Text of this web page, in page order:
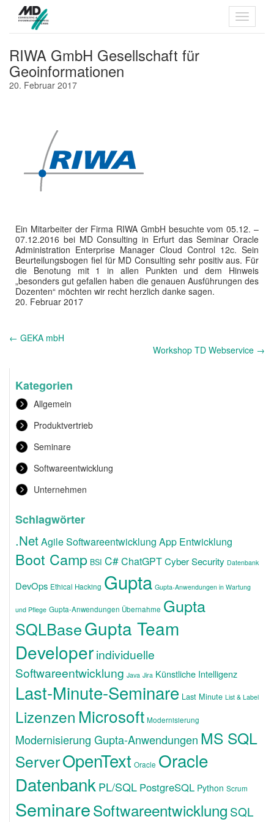
RIWA GmbH Gesellschaft für
Geoinformationen
20. Februar 2017
Ein Mitarbeiter der Firma RIWA GmbH besuchte vom 05.12. –
07.12.2016 bei MD Consulting in Erfurt das Seminar Oracle
Administration Enterprise Manager Cloud Control 12c. Sein
Beurteilungsbogen fiel für MD Consulting sehr positiv aus. Für
die Benotung mit 1 in allen Punkten und dem Hinweis
„besonders gut gefallen haben die genauen Ausführungen des
Dozenten“ möchten wir recht herzlich danke sagen.
20. Februar 2017
Andere
← GEKA mbH
Workshop TD Webservice →
Kategorien
Allgemein
Produktvertrieb
Seminare
Softwareentwicklung
Unternehmen
Schlagwörter
.NetAgile Softwareentwicklung App Entwicklung
Boot Camp BSI C#ChatGPTCyber Security Datenbank
DevOps Ethical Hacking Gupta Gupta-Anwendungen in Wartung
und Pflege Gupta-Anwendungen Übernahme Gupta
SQLBaseGupta Team
Developerindividuelle
Softwareentwicklung Java Jira Künstliche Intelligenz
Last-Minute-Seminare Last Minute List & Label
Lizenzen Microsoft Modernisierung
Modernisierung Gupta-Anwendungen MS SQL
ServerOpenText Oracle Oracle
DatenbankPL/SQL PostgreSQL Python Scrum
SeminareSoftwareentwicklung SQL